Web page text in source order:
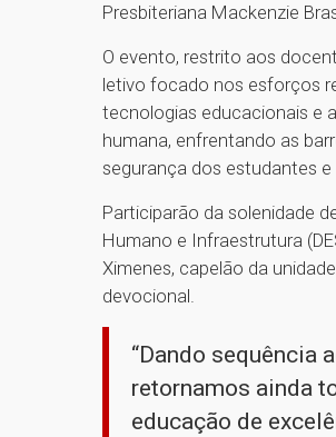
Presbiteriana Mackenzie
O evento, restrito aos
letivo focado nos esforços
tecnologias educacionais e
humana, enfrentando as
segurança dos estudantes
Participarão da solenidade
Humano e Infraestrutura
Ximenes, capelão da
devocional.
“Dando sequência
retornamos ainda
educação de